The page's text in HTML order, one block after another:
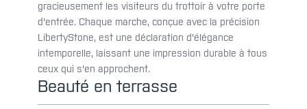
gracieusement les visiteurs du trottoir à votre porte
d'entrée. Chaque marche, conçue avec la précision
LibertyStone, est une déclaration d'élégance
intemporelle, laissant une impression durable à tous
ceux qui s'en approchent.
Beauté en terrasse